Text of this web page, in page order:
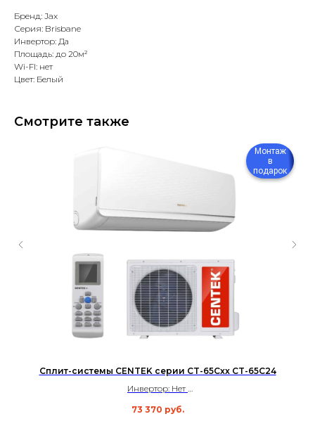
Бренд: Jax
Серия: Brisbane
Инвертор: Да
Площадь: до 20м²
Wi-FI: нет
Цвет: Белый
Смотрите также
Монтаж
в
подарок
Сплит-системы CENTEK серии CT-65Cxx CT-65C24
Инвертор: Нет
Уровень шума: 31 дБ
73 370 руб.